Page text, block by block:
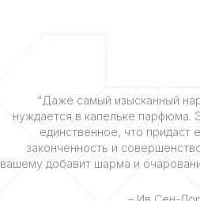
“Даже самый изысканный
нуждается в капельке парфюма.
единственное, что придаст
законченность и
вашему добавит шарма и